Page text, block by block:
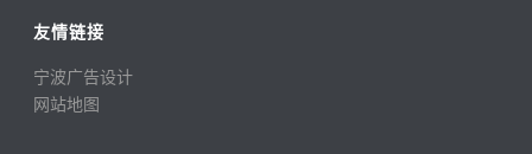
友情链接
宁波广告设计
网站地图